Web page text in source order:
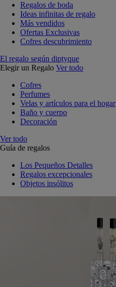
Regalos de boda
Ideas infinitas de regalo
Más vendidos
Ofertas Exclusivas
Cofres descubrimiento
El regalo según diptyque
Elegir un Regalo Ver todo
Cofres
Perfumes
Velas y artículos para el hogar
Baño y cuerpo
Decoración
Ver todo
Guía de regalos
Los Pequeños Detalles
Regalos excepcionales
Objetos insólitos